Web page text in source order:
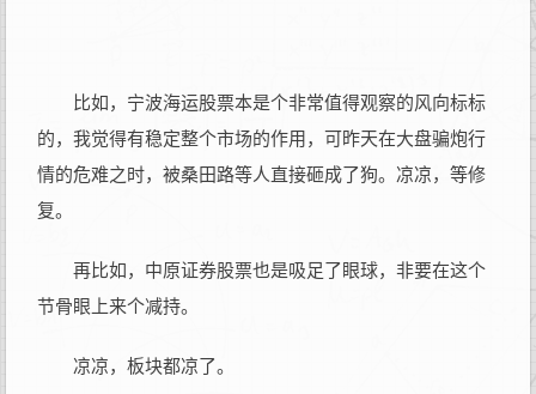
比如，宁波海运股票本是个非常值得观察的风向标标
的，我觉得有稳定整个市场的作用，可昨天在大盘骗炮行
情的危难之时，被桑田路等人直接砸成了狗。凉凉，等修
复。
再比如，中原证券股票也是吸足了眼球，非要在这个
节骨眼上来个减持。
凉凉，板块都凉了。